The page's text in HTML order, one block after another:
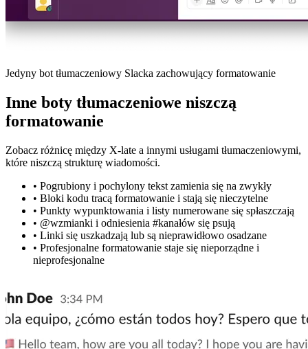
Jedyny bot tłumaczeniowy Slacka zachowujący formatowanie
Inne boty tłumaczeniowe niszczą
formatowanie
Zobacz różnicę między X-late a innymi usługami tłumaczeniowymi,
które niszczą strukturę wiadomości.
• Pogrubiony i pochylony tekst zamienia się na zwykły
• Bloki kodu tracą formatowanie i stają się nieczytelne
• Punkty wypunktowania i listy numerowane się spłaszczają
• @wzmianki i odniesienia #kanałów się psują
• Linki się uszkadzają lub są nieprawidłowo osadzane
• Profesjonalne formatowanie staje się nieporządne i
nieprofesjonalne